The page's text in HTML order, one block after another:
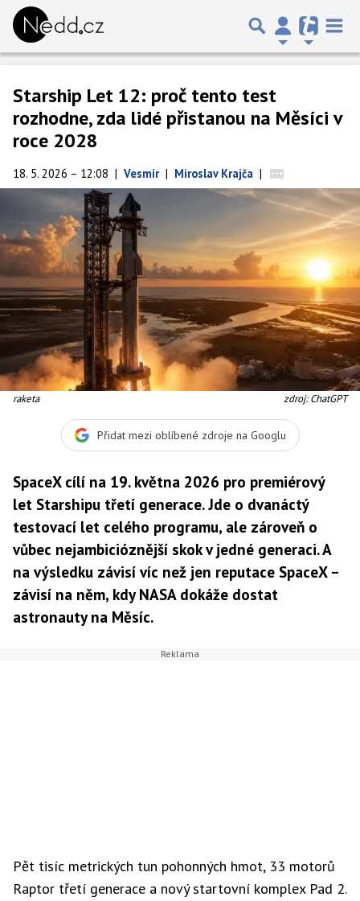
Starship Let 12: proč tento test
rozhodne, zda lidé přistanou na Měsíci v
roce 2028
18. 5. 2026 – 12:08 | Vesmír | Miroslav Krajča |
raketa zdroj: ChatGPT
Přidat mezi oblíbené zdroje na Googlu
SpaceX cílí na 19. května 2026 pro premiérový
let Starshipu třetí generace. Jde o dvanáctý
testovací let celého programu, ale zároveň o
vůbec nejambicióznější skok v jedné generaci. A
na výsledku závisí víc než jen reputace SpaceX –
závisí na něm, kdy NASA dokáže dostat
astronauty na Měsíc.
Pět tisíc metrických tun pohonných hmot, 33 motorů
Raptor třetí generace a nový startovní komplex Pad 2.